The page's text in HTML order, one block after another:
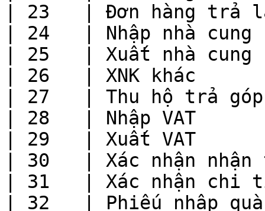
| 23   | Đơn hàng
| 24   | Nhập nhà
| 25   | Xuất nhà
| 26   | XNK
| 27   | Thu hộ
| 28   | Nhập
| 29   | Xuất
| 30   | Xác nhận
| 31   | Xác nhận chi
| 32   | Phiếu